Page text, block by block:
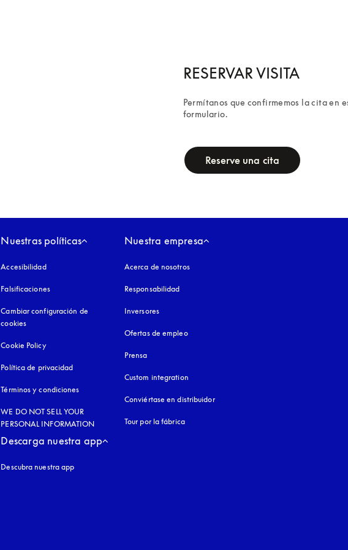
RESERVAR VISITA
Permítanos que confirmemos la cita en
formulario.
Reserve una cita
Nuestras políticas
Accesibilidadapertura en una pestaña nueva
Falsificacionesapertura en una pestaña nueva
Cambiar configuración de
cookies
Cookie Policyapertura en una pestaña nueva
Política de privacidad
Términos y condiciones
WE DO NOT SELL YOUR
PERSONAL INFORMATION
Nuestra empresa
Acerca de nosotros
Responsabilidad
Inversores
Ofertas de empleo
Prensa
Custom integration
Conviértase en distribuidor
Tour por la fábrica
Descarga nuestra app
Descubra nuestra app